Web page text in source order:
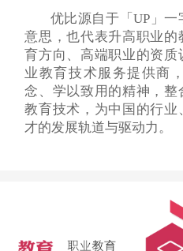
优比源自于「UP」一
意思，也代表升高职业
育方向、高端职业的资
业教育技术服务提供商
念、学以致用的精神，
教育技术，为中国的行业
才的发展轨道与驱动力。